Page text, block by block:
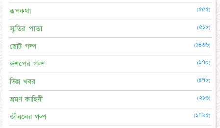
রূপকথা (৫৫৫)
স্মৃতির পাতা (৫১৮)
ছোট গল্প (১৪৩৬)
ঈশপের গল্প (১৭০)
ভিন্ন খবর (৪৭৮)
ভ্রমণ কাহিনী (২১৩)
জীবনের গল্প (১৭৬৫)